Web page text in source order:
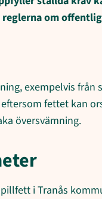
om
exempelvis
fettet kan
översvämning.
i Tranås